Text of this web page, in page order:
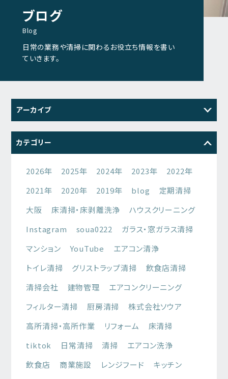
ブログ
Blog
日常の業務や清掃に関わるお役立ち情報を書い
ていきます。
アーカイブ
2026
カテゴリー
2026年 2025年 2024年 2023年
2022年
2021年
2020年 2019年 blog
定期清掃
大阪
床清掃・床剥離洗浄
ハウスクリーニング
Instagram
soua0222
ガラス・窓ガラス清掃
マンション
YouTube
エアコン清浄
トイレ清掃
グリストラップ清掃
飲食店清掃
清掃会社
建物管理
エアコンクリーニング
フィルター清掃
厨房清掃
株式会社ソウア
高所清掃・高所作業
リフォーム
床清掃
tiktok
日常清掃 清掃
エアコン洗浄
飲食店
商業施設 レンジフード
キッチン